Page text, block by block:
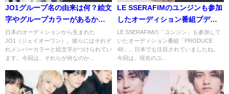
JO1グループ名の由来は何？絵文
字やグループカラーがあるかど
うかも調査した！
日本のオーディションから生まれた
JO1（ジェイオーワン）。彼らにはそれぞ
れメンバーカラーと絵文字がつけられてい
ます。今回は、それらが何なのか...
LE SSERAFIMのユンジンも参加
したオーディション番組プデュ
とは？最終順位についてもチェ
ック！
LE SSERAFIMの「ユンジン」も参加して
いたオーディション番組「PRODUCE
48」。日本でも注目されていましたね。
今回は、現在のユ...